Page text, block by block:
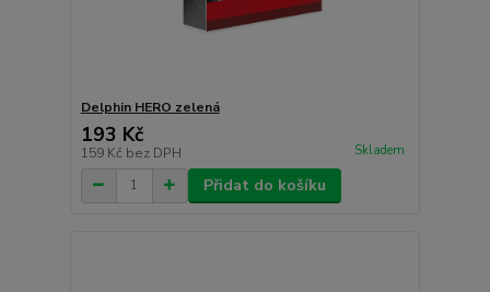
Delphin HERO zelená
193 Kč
159 Kč bez DPH Skladem
Přidat do košíku